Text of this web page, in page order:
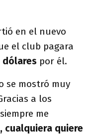
en el nuevo
el club pagara
dólares por él.
se mostró muy
a los
me
cualquiera quiere